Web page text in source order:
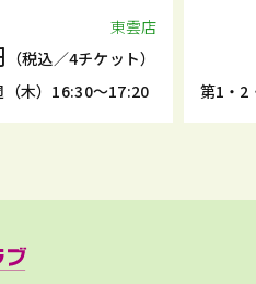
東雲店
（税込／4チケット）
木）16:30～17:20
第1・2